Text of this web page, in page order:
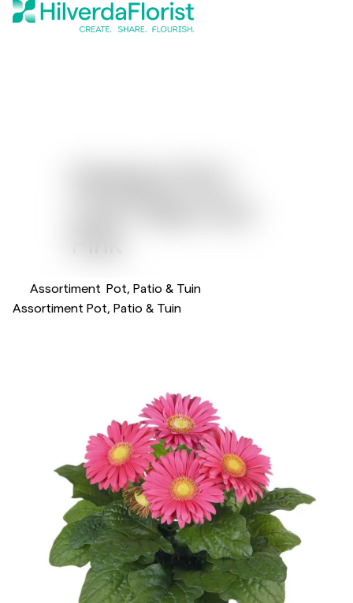
Assortiment Pot, Patio & Tuin
Assortiment Pot, Patio & Tuin